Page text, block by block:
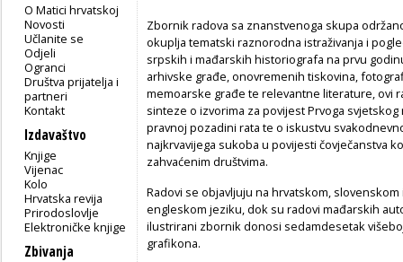
O Matici hrvatskoj
Novosti
Učlanite se
Odjeli
Ogranci
Društva prijatelja i
partneri
Kontakt
Izdavaštvo
Knjige
Vijenac
Kolo
Hrvatska revija
Prirodoslovlje
Elektroničke knjige
Zbivanja
Zbornik radova sa znanstvenoga skupa
okuplja tematski raznorodna istraživanja i
srpskih i mađarskih historiografa na prvu
arhivske građe, onovremenih tiskovina,
memoarske građe te relevantne literature, ovi
sinteze o izvorima za povijest Prvoga
pravnoj pozadini rata te o iskustvu
najkrvavijega sukoba u povijesti čovječanstva
zahvaćenim društvima.
Radovi se objavljuju na hrvatskom,
engleskom jeziku, dok su radovi mađarskih
ilustrirani zbornik donosi sedamdesetak
grafikona.